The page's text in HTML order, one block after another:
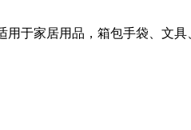
用于家居用品，箱包手袋、文具